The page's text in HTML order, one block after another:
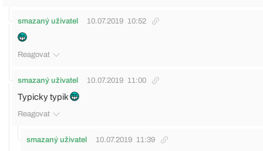
smazaný uživatel 10.07.2019 10:52
Reagovat
smazaný uživatel 10.07.2019 11:00
Typicky typik
Reagovat
smazaný uživatel 10.07.2019 11:39